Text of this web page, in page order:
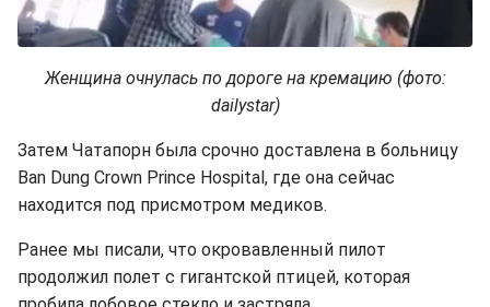
Женщина очнулась по дороге на кремацию (фото:
dailystar)
Затем Чатапорн была срочно доставлена ​​в больницу
Ban Dung Crown Prince Hospital, где она сейчас
находится под присмотром медиков.
Ранее мы писали, что окровавленный пилот
продолжил полет с гигантской птицей, которая